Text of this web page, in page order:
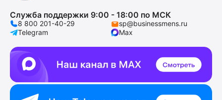
Служба поддержки 9:00 - 18:00 по МСК
8 800 201-40-29
sp@businessmens.ru
Telegram
Max